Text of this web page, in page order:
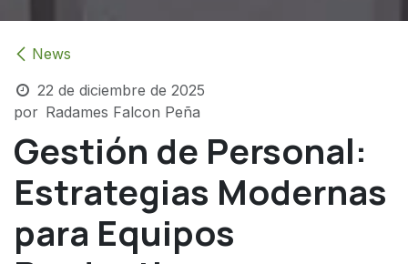
News
22 de diciembre de 2025
por Radames Falcon Peña
Gestión de Personal:
Estrategias Modernas
para Equipos